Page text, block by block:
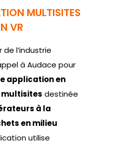
MULTISITES
VR
de l’industrie
à Audace pour
application en
destinée
à la
en milieu
utilise